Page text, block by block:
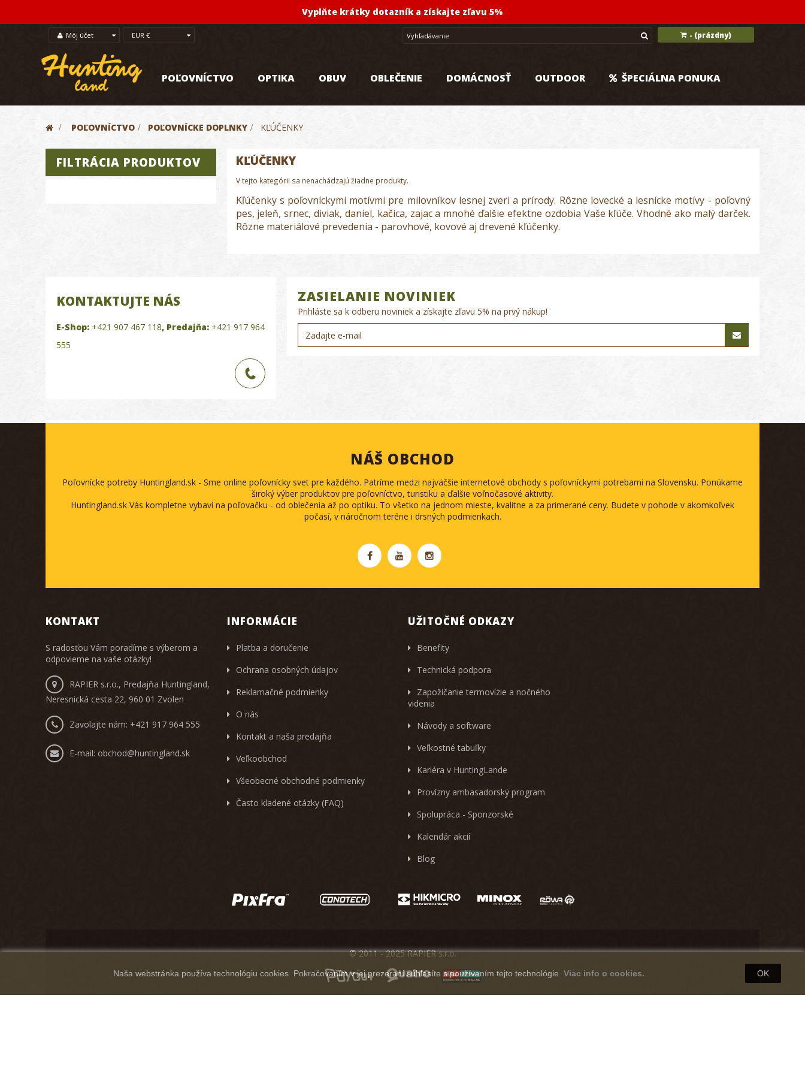
Vyplňte krátky dotazník a získajte zľavu 5%
- (prázdny)
Môj účet EUR €
POĽOVNÍCTVO OPTIKA OBUV OBLEČENIE DOMÁCNOSŤ OUTDOOR ŠPECIÁLNA PONUKA
> POĽOVNÍCTVO > POĽOVNÍCKE DOPLNKY > KĽÚČENKY
FILTRÁCIA PRODUKTOV KĽÚČENKY
V tejto kategórii sa nenachádzajú žiadne produkty.
Kľúčenky s poľovníckymi motívmi pre milovníkov lesnej zveri a prírody. Rôzne lovecké a lesnícke motívy - poľovný
pes, jeleň, srnec, diviak, daniel, kačica, zajac a mnohé ďalšie efektne ozdobia Vaše kľúče. Vhodné ako malý darček.
Rôzne materiálové prevedenia - parovhové, kovové aj drevené kľúčenky.
KONTAKTUJTE NÁS
E-Shop: +421 907 467 118, Predajňa: +421 917 964
555
ZASIELANIE NOVINIEK
Prihláste sa k odberu noviniek a získajte zľavu 5% na prvý nákup!
NÁŠ OBCHOD
Poľovnícke potreby Huntingland.sk - Sme online poľovnícky svet pre každého. Patríme medzi najväčšie internetové obchody s poľovníckymi potrebami na Slovensku. Ponúkame
široký výber produktov pre poľovníctvo, turistiku a ďalšie voľnočasové aktivity.
Huntingland.sk Vás kompletne vybaví na poľovačku - od oblečenia až po optiku. To všetko na jednom mieste, kvalitne a za primerané ceny. Budete v pohode v akomkoľvek
počasí, v náročnom teréne i drsných podmienkach.
KONTAKT
S radosťou Vám poradíme s výberom a
odpovieme na vaše otázky!
RAPIER s.r.o., Predajňa Huntingland,
Neresnická cesta 22, 960 01 Zvolen
Zavolajte nám: +421 917 964 555
E-mail: obchod@huntingland.sk
INFORMÁCIE
Platba a doručenie
Ochrana osobných údajov
Reklamačné podmienky
O nás
Kontakt a naša predajňa
Veľkoobchod
Všeobecné obchodné podmienky
Často kladené otázky (FAQ)
UŽITOČNÉ ODKAZY
Benefity
Technická podpora
Zapožičanie termovízie a nočného
videnia
Návody a software
Veľkostné tabuľky
Kariéra v HuntingLande
Provízny ambasadorský program
Spolupráca - Sponzorské
Kalendár akcií
Blog
Naša webstránka používa technológiu cookies. Pokračovaním v jej prezeraní súhlasíte s používaním tejto technológie. Viac info o cookies. OK
© 2011 - 2025 RAPIER s.r.o.